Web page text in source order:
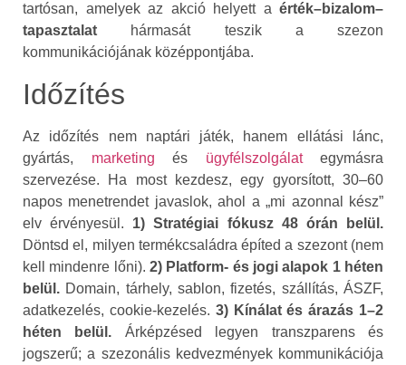
tartósan, amelyek az akció helyett a érték–bizalom–
tapasztalat hármasát teszik a szezon
kommunikációjának középpontjába.
Időzítés
Az időzítés nem naptári játék, hanem ellátási lánc,
gyártás, marketing és ügyfélszolgálategymásra
szervezése. Ha most kezdesz, egy gyorsított, 30–60
napos menetrendet javaslok, ahol a „mi azonnal kész”
elv érvényesül. 1) Stratégiai fókusz 48 órán belül.
Döntsd el, milyen termékcsaládra építed a szezont (nem
kell mindenre lőni). 2) Platform- és jogi alapok 1 héten
belül. Domain, tárhely, sablon, fizetés, szállítás, ÁSZF,
adatkezelés, cookie-kezelés. 3) Kínálat és árazás 1–2
héten belül. Árképzésed legyen transzparens és
jogszerű; a szezonális kedvezmények kommunikációja